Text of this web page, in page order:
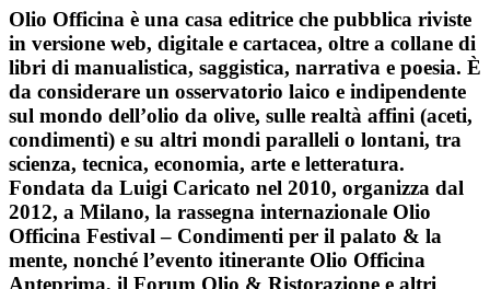
Olio Officina è una casa editrice che pubblica riviste
in versione web, digitale e cartacea, oltre a collane di
libri di manualistica, saggistica, narrativa e poesia. È
da considerare un osservatorio laico e indipendente
sul mondo dell’olio da olive, sulle realtà affini (aceti,
condimenti) e su altri mondi paralleli o lontani, tra
scienza, tecnica, economia, arte e letteratura.
Fondata da Luigi Caricato nel 2010, organizza dal
2012, a Milano, la rassegna internazionale Olio
Officina Festival – Condimenti per il palato & la
mente, nonché l’evento itinerante Olio Officina
Anteprima, il Forum Olio & Ristorazione e altri